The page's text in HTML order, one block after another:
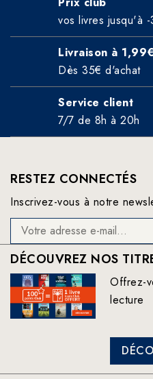
vos livres jusqu'à -
Livraison à 1,99€
Dès 35€ d'achat
Service client
7/7 de 8h à 20h
RESTEZ CONNECTÉS
Inscrivez-vous à notre
DÉCOUVREZ NOS
Offrez-
lecture